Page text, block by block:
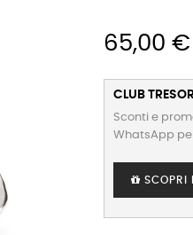
65,00 €
CLUB
Sconti e
WhatsApp
SCOPRI